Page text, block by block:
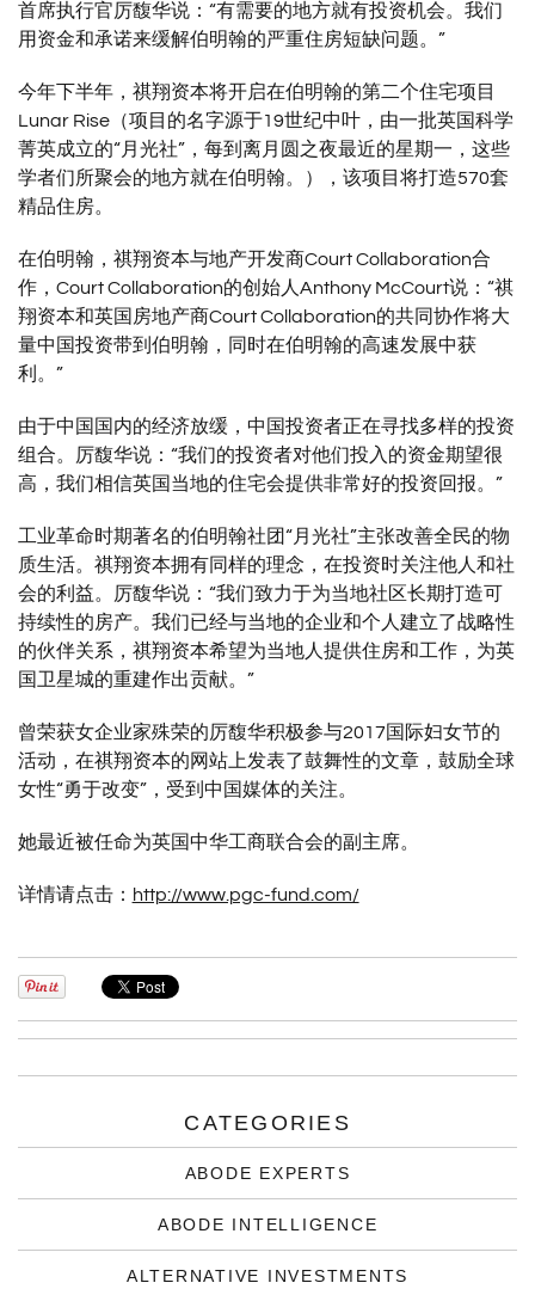
首席执行官厉馥华说：“有需要的地方就有投资机会。我们
用资金和承诺来缓解伯明翰的严重住房短缺问题。”
今年下半年，祺翔资本将开启在伯明翰的第二个住宅项目
Lunar Rise（项目的名字源于19世纪中叶，由一批英国科学
菁英成立的“月光社”，每到离月圆之夜最近的星期一，这些
学者们所聚会的地方就在伯明翰。），该项目将打造570套
精品住房。
在伯明翰，祺翔资本与地产开发商Court Collaboration合
作，Court Collaboration的创始人Anthony McCourt说：“祺
翔资本和英国房地产商Court Collaboration的共同协作将大
量中国投资带到伯明翰，同时在伯明翰的高速发展中获
利。”
由于中国国内的经济放缓，中国投资者正在寻找多样的投资
组合。厉馥华说：“我们的投资者对他们投入的资金期望很
高，我们相信英国当地的住宅会提供非常好的投资回报。”
工业革命时期著名的伯明翰社团“月光社”主张改善全民的物
质生活。祺翔资本拥有同样的理念，在投资时关注他人和社
会的利益。厉馥华说：“我们致力于为当地社区长期打造可
持续性的房产。我们已经与当地的企业和个人建立了战略性
的伙伴关系，祺翔资本希望为当地人提供住房和工作，为英
国卫星城的重建作出贡献。”
曾荣获女企业家殊荣的厉馥华积极参与2017国际妇女节的
活动，在祺翔资本的网站上发表了鼓舞性的文章，鼓励全球
女性“勇于改变”，受到中国媒体的关注。
她最近被任命为英国中华工商联合会的副主席。
详情请点击： http://www.pgc-fund.com/
CATEGORIES
ABODE EXPERTS
ABODE INTELLIGENCE
ALTERNATIVE INVESTMENTS